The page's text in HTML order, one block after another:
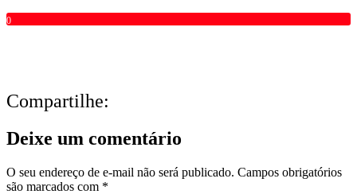
0
Compartilhe:
Deixe um comentário
O seu endereço de e-mail não será publicado. Campos obrigatórios
são marcados com *